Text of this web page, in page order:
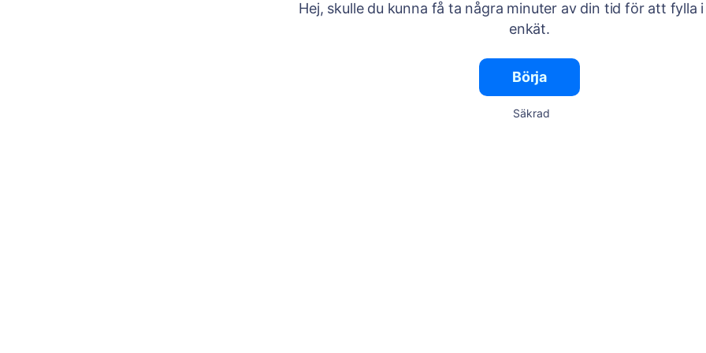
Hej, skulle du kunna få ta några minuter av din tid för att fylla
enkät.
Börja
Säkrad